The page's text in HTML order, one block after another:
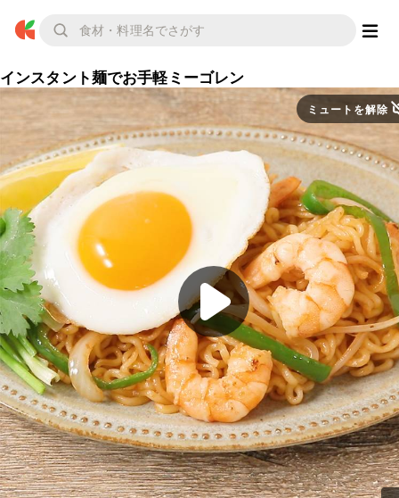
インスタント麺でお手軽ミーゴレン
ミュートを解除